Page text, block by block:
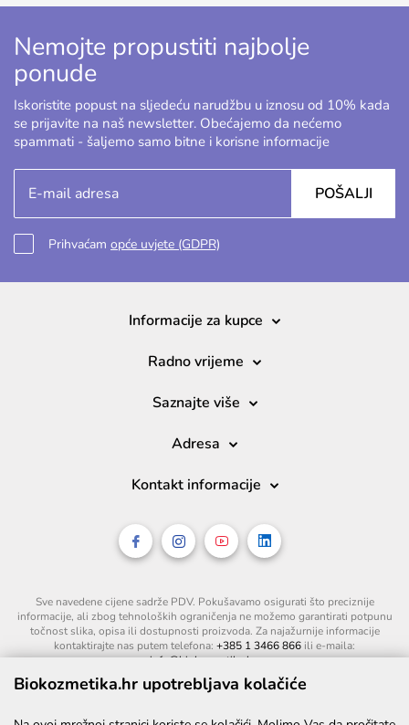
Nemojte propustiti najbolje
ponude
Iskoristite popust na sljedeću narudžbu u iznosu od 10% kada
se prijavite na naš newsletter. Obećajemo da nećemo
spammati - šaljemo samo bitne i korisne informacije
POŠALJI
Prihvaćam opće uvjete (GDPR)
Informacije za kupce
Radno vrijeme
Saznajte više
Adresa
Kontakt informacije
Sve navedene cijene sadrže PDV. Pokušavamo osigurati što preciznije
informacije, ali zbog tehnoloških ograničenja ne možemo garantirati potpunu
točnost slika, opisa ili dostupnosti proizvoda. Za najažurnije informacije
kontaktirajte nas putem telefona: +385 1 3466 866 ili e-maila:
info@biokozmetika.hr.
Biokozmetika.hr upotrebljava kolačiće